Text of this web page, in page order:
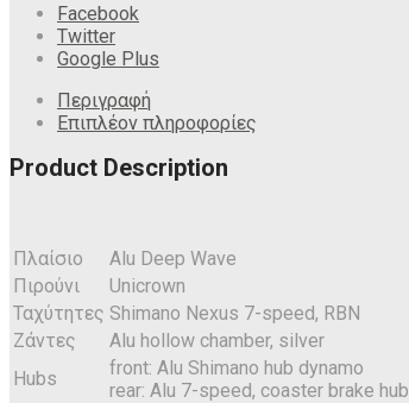
Facebook
Twitter
Google Plus
Περιγραφή
Επιπλέον πληροφορίες
Product Description
Πλαίσιο
Alu Deep Wave
Πιρούνι
Unicrown
Ταχύτητες Shimano Nexus 7-speed, RBN
Ζάντες
Alu hollow chamber, silver
Hubs
front: Alu Shimano hub dynamo
rear: Alu 7-speed, coaster brake hub